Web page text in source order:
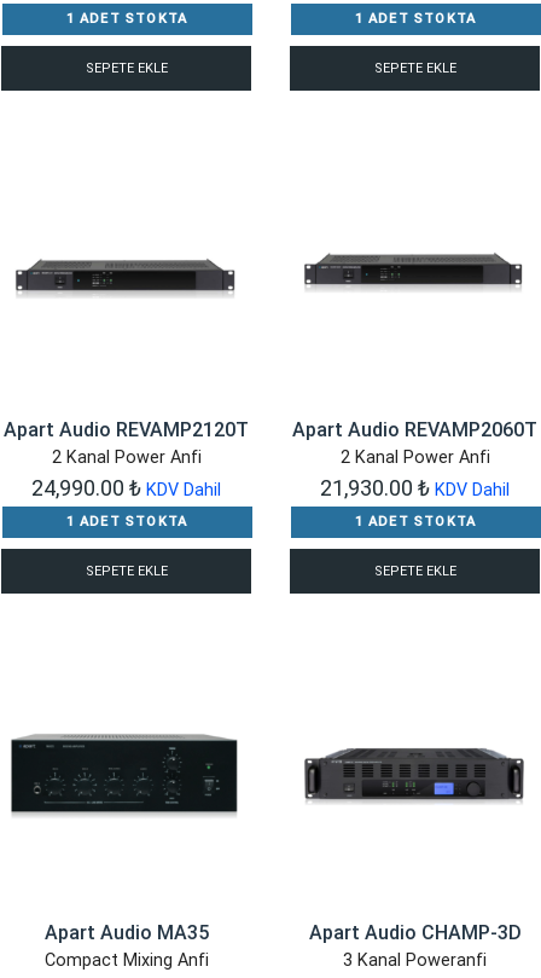
1 ADET STOKTA
SEPETE EKLE
1 ADET STOKTA
SEPETE EKLE
Apart Audio REVAMP2120T
2 Kanal Power Anfi
24,990.00 ₺ KDV Dahil
1 ADET STOKTA
SEPETE EKLE
Apart Audio REVAMP2060T
2 Kanal Power Anfi
21,930.00 ₺ KDV Dahil
1 ADET STOKTA
SEPETE EKLE
Apart Audio MA35
Compact Mixing Anfi
Apart Audio CHAMP-3D
3 Kanal Poweranfi